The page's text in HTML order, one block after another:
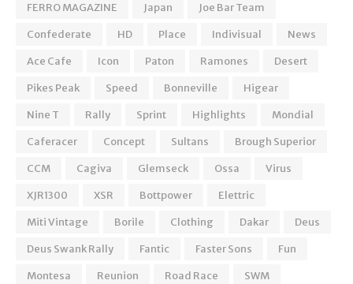
FERRO MAGAZINE
Japan
Joe Bar Team
Confederate
HD Place Indivisual
News
Ace Cafe
Icon Paton Ramones
Desert
Pikes Peak
Speed Bonneville
Higear
Nine T
Rally Sprint Highlights
Mondial
Caferacer
Concept Sultans
Brough Superior
CCM
Cagiva Glemseck Ossa
Virus
XJR1300
XSR Bottpower
Elettric
Miti Vintage
Borile Clothing Dakar
Deus
Deus Swank Rally
Fantic Faster Sons
Fun
Montesa
Reunion Road Race
SWM